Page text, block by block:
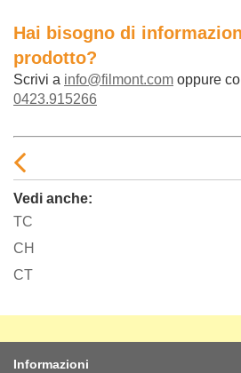
Hai bisogno di
prodotto?
Scrivi a info@filmont.com oppure
0423.915266
Vedi anche:
TC
CH
CT
Informazioni